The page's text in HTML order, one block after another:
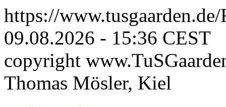
https://
09.08.2026 - 15:36 CEST
copyright
Thomas Mösler, Kiel